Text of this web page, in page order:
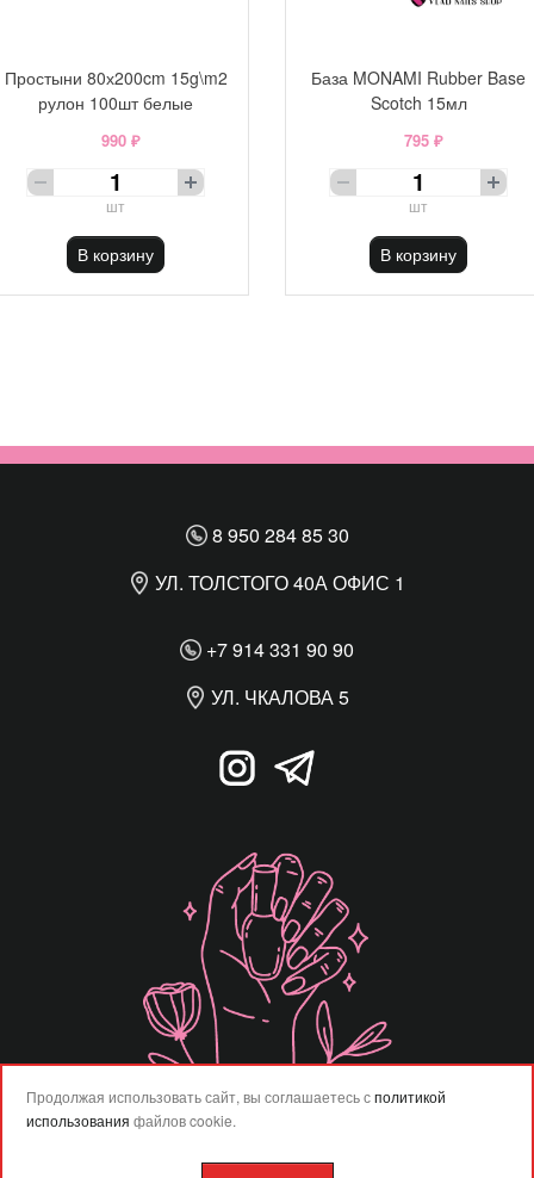
Простыни 80х200cm 15g\m2
рулон 100шт белые
990 ₽
шт
В корзину
База MONAMI Rubber Base
Scotch 15мл
795 ₽
шт
В корзину
8 950 284 85 30
УЛ. ТОЛСТОГО 40А ОФИС 1
+7 914 331 90 90
УЛ. ЧКАЛОВА 5
Продолжая использовать сайт, вы соглашаетесь сполитикой
использования файлов cookie.